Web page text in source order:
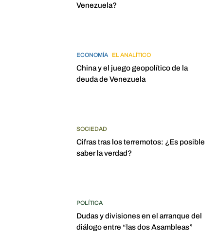
Venezuela?
ECONOMÍA EL ANALÍTICO
China y el juego geopolítico de la
deuda de Venezuela
SOCIEDAD
Cifras tras los terremotos: ¿Es posible
saber la verdad?
POLÍTICA
Dudas y divisiones en el arranque del
diálogo entre “las dos Asambleas”